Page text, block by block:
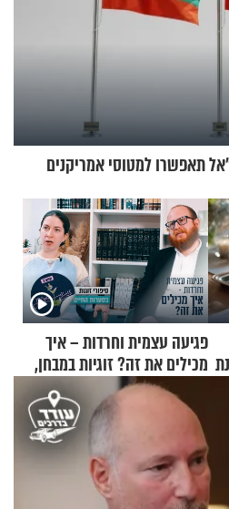
תאפשרו למטוסי אמריקנים
פגיעה עצמית וחרדות – איך
מכילים את זה? זוגיות במבחן,
הפעם עם יהודית ואלתר כהן